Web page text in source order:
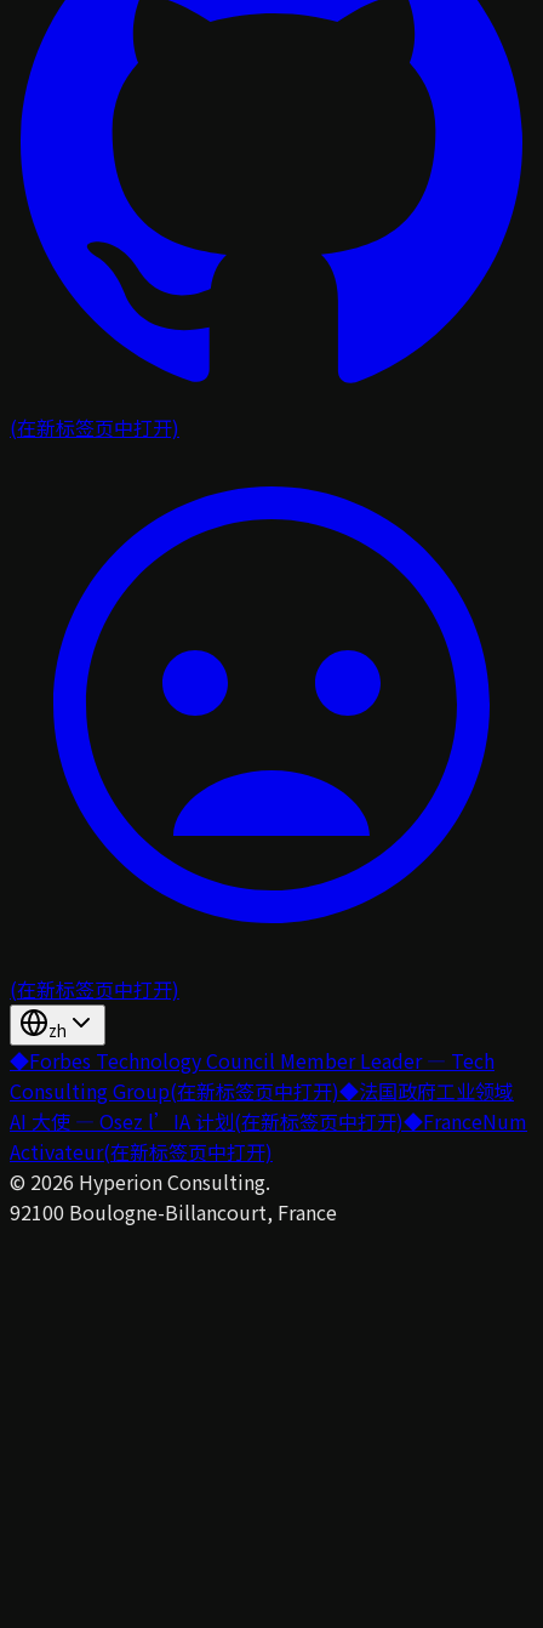
(在新标签页中打开)
(在新标签页中打开)
zh
◆Forbes Technology Council Member Leader — Tech
Consulting Group(在新标签页中打开)◆法国政府工业领域
AI 大使 — Osez l’IA 计划(在新标签页中打开)◆FranceNum
Activateur(在新标签页中打开)
© 2026 Hyperion Consulting.
92100 Boulogne-Billancourt, France